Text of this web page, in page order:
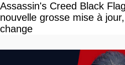
Assassin's Creed Black
nouvelle grosse mise à
change